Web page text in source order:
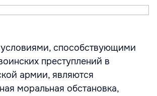
способствующими
преступлений в
армии, являются
моральная обстановка,